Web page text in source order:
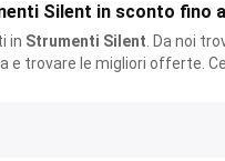
Silent in sconto fino
in Strumenti Silent . Da noi
e trovare le migliori offerte.